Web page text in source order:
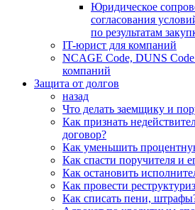
Юридическое
согласования
по результатам
IT-юрист для компаний
NCAGE Code, DUNS
компаний
Защита от долгов
назад
Что делать заемщику и
Как признать
договор?
Как уменьшить
Как спасти поручителя и
Как остановить
Как провести
Как списать пени,